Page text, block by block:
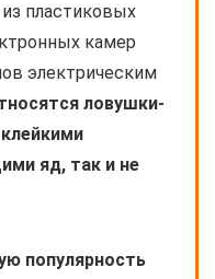
пластиковых
камер
электрическим
ловушки-
яд, так и не
популярность